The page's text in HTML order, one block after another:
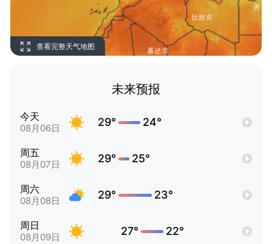
查看完整天气地图
未来预报
今天
08月06日 29° 24°
周五
08月07日 29° 25°
周六
08月08日 29° 23°
周日
08月09日 27° 22°